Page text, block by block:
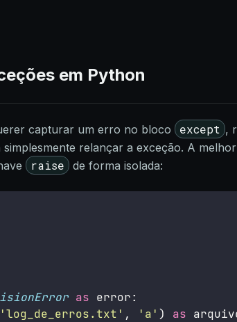
em Python
capturar um erro no bloco except ,
simplesmente relançar a exceção. A
raise de forma isolada:
as error:
'log_de_erros.txt ' , ' a ' ) as